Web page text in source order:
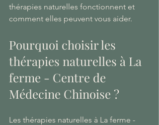
thérapies naturelles fonctionnent et
comment elles peuvent vous aider.
Pourquoi choisir les
thérapies naturelles à La
ferme - Centre de
Médecine Chinoise ?
Les thérapies naturelles à La ferme -